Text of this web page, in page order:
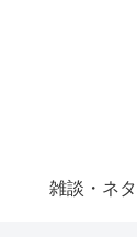
雑談・ネタ